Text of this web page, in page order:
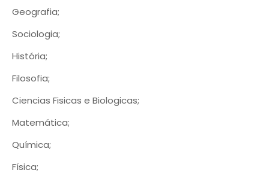
Geografia;
Sociologia;
História;
Filosofia;
Ciencias Fisicas e Biologicas;
Matemática;
Química;
Física;